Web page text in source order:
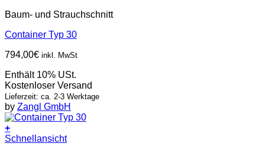
Baum- und Strauchschnitt
Container Typ 30
794,00€ inkl. MwSt
Enthält 10% USt.
Kostenloser Versand
Lieferzeit: ca. 2-3 Werktage
by Zangl GmbH
+
Schnellansicht